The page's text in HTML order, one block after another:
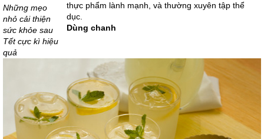
Những mẹo
nhỏ cải thiện
sức khỏe sau
Tết cực kì hiệu
quả
thực phẩm lành mạnh, và thường xuyên tập thể
dục.
Dùng chanh